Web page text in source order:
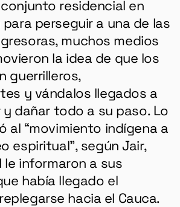
residencial en
perseguir a una de las
muchos medios
la idea de que los
guerrilleros,
y vándalos llegados a
y dañar todo a su paso. Lo
al “movimiento indígena a
espiritual”, según Jair,
le informaron a sus
había llegado el
hacia el Cauca.